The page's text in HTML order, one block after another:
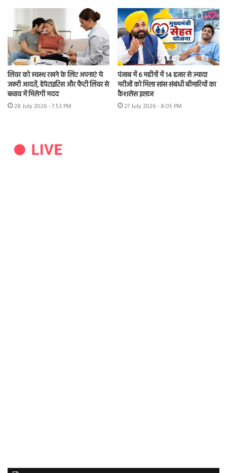
लिवर को स्वस्थ रखने के लिए अपनाएं ये
जरूरी आदतें, हेपेटाइटिस और फैटी लिवर से
बचाव में मिलेगी मदद
28 July 2026 - 7:53 PM
पंजाब में 6 महीनों में 14 हजार से ज्यादा
मरीजों को मिला सांस संबंधी बीमारियों का
कैशलेस इलाज
27 July 2026 - 8:05 PM